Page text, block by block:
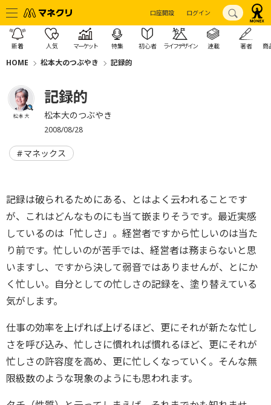
口座開設 ログイン
新着 人気 マーケット 特集 初心者 ライフデザイン 連載 著者 商
HOME 松本大のつぶやき 記録的
松本 大
記録的
松本大のつぶやき
2008/08/28
マネックス
記録は破られるためにある、とはよく云われることです
が、これはどんなものにも当て嵌まりそうです。最近実感
しているのは「忙しさ」。経営者ですから忙しいのは当た
り前です。忙しいのが苦手では、経営者は務まらないと思
いますし、ですから決して弱音ではありませんが、とにか
く忙しい。自分としての忙しさの記録を、塗り替えている
気がします。
仕事の効率を上げれば上げるほど、更にそれが新たな忙し
さを呼び込み、忙しさに慣れれば慣れるほど、更にそれが
忙しさの許容度を高め、更に忙しくなっていく。そんな無
限級数のような現象のようにも思われます。